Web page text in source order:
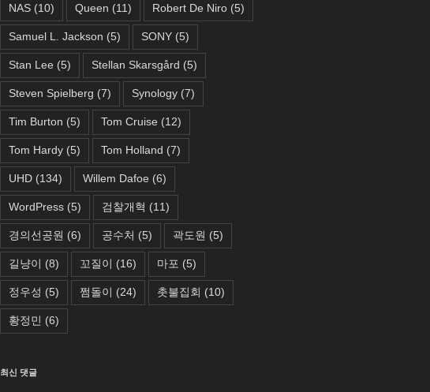
NAS(10) Queen (11) Robert De Niro(5)
Samuel L. Jackson (5) SONY(5)
Stan Lee (5) Stellan Skarsgård (5)
Steven Spielberg (7) Synology(7)
Tim Burton (5) Tom Cruise (12)
Tom Hardy(5) Tom Holland (7)
UHD(134) Willem Dafoe (6)
WordPress(5) 검찰개혁 (11)
경의선공원 (6) 공수처 (5) 곽도원 (5)
길냥이 (8) 꼬질이 (16) 마포 (5)
정우성 (5) 쩜돌이 (24) 촛불집회 (10)
황정민 (6)
최신 댓글